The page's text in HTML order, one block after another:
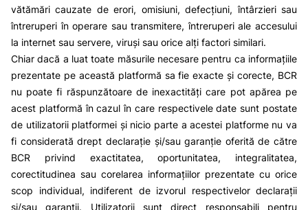
vătămări cauzate de erori, omisiuni, defecțiuni, întârzieri sau
întreruperi în operare sau transmitere, întreruperi ale accesului
la internet sau servere, viruși sau orice alți factori similari.
Chiar dacă a luat toate măsurile necesare pentru ca informațiile
prezentate pe această platformă sa fie exacte și corecte, BCR
nu poate fi răspunzătoare de inexactități care pot apărea pe
acest platformă în cazul în care respectivele date sunt postate
de utilizatorii platformei și nicio parte a acestei platforme nu va
fi considerată drept declarație și/sau garanție oferită de către
BCR privind exactitatea, oportunitatea, integralitatea,
corectitudinea sau corelarea informațiilor prezentate cu orice
scop individual, indiferent de izvorul respectivelor declarații
și/sau garanții. Utilizatorii sunt direct responsabili pentru